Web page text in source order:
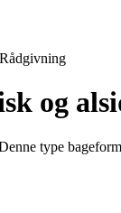
Rådgivning
og
type